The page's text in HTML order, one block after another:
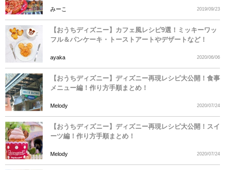
みーこ 2019/09/23
【おうちディズニー】カフェ風レシピ9選！ミッキーワッ
フル＆パンケーキ・トーストアートやデザートなど！
ayaka 2020/06/06
【おうちディズニー】ディズニー再現レシピ大公開！食事
メニュー編！作り方手順まとめ！
Melody 2020/07/24
【おうちディズニー】ディズニー再現レシピ大公開！スイ
ーツ編！作り方手順まとめ！
Melody 2020/07/24